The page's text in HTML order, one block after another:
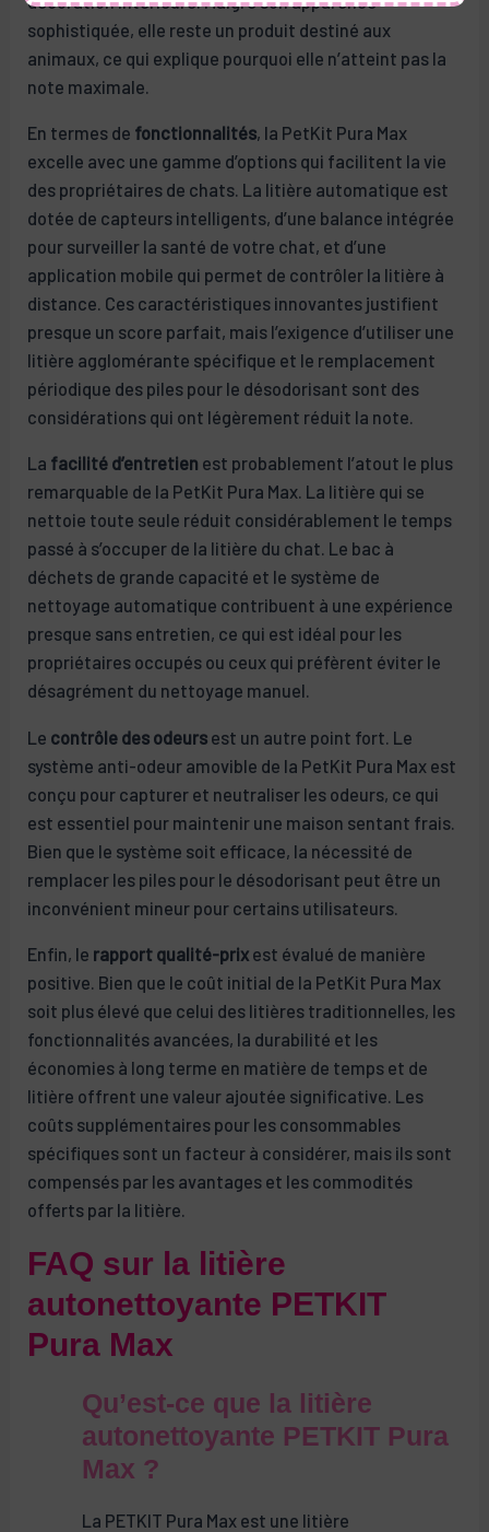
sophistiquée, elle reste un produit destiné aux
animaux, ce qui explique pourquoi elle n’atteint pas la
note maximale.
En termes de fonctionnalités, la PetKit Pura Max
excelle avec une gamme d’options qui facilitent la vie
des propriétaires de chats. La litière automatique est
dotée de capteurs intelligents, d’une balance intégrée
pour surveiller la santé de votre chat, et d’une
application mobile qui permet de contrôler la litière à
distance. Ces caractéristiques innovantes justifient
presque un score parfait, mais l’exigence d’utiliser une
litière agglomérante spécifique et le remplacement
périodique des piles pour le désodorisant sont des
considérations qui ont légèrement réduit la note.
La facilité d’entretien est probablement l’atout le plus
remarquable de la PetKit Pura Max. La litière qui se
nettoie toute seule réduit considérablement le temps
passé à s’occuper de la litière du chat. Le bac à
déchets de grande capacité et le système de
nettoyage automatique contribuent à une expérience
presque sans entretien, ce qui est idéal pour les
propriétaires occupés ou ceux qui préfèrent éviter le
désagrément du nettoyage manuel.
Le contrôle des odeurs est un autre point fort. Le
système anti-odeur amovible de la PetKit Pura Max est
conçu pour capturer et neutraliser les odeurs, ce qui
est essentiel pour maintenir une maison sentant frais.
Bien que le système soit efficace, la nécessité de
remplacer les piles pour le désodorisant peut être un
inconvénient mineur pour certains utilisateurs.
Enfin, le rapport qualité-prix est évalué de manière
positive. Bien que le coût initial de la PetKit Pura Max
soit plus élevé que celui des litières traditionnelles, les
fonctionnalités avancées, la durabilité et les
économies à long terme en matière de temps et de
litière offrent une valeur ajoutée significative. Les
coûts supplémentaires pour les consommables
spécifiques sont un facteur à considérer, mais ils sont
compensés par les avantages et les commodités
offerts par la litière.
FAQ sur la litière
autonettoyante PETKIT
Pura Max
Qu’est-ce que la litière
autonettoyante PETKIT Pura
Max ?
La PETKIT Pura Max est une litière